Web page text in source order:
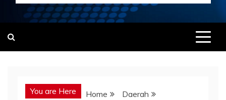
Berita-nusantara.com
Kabar Nusantara Terpercaya
You are Here Home
Daerah